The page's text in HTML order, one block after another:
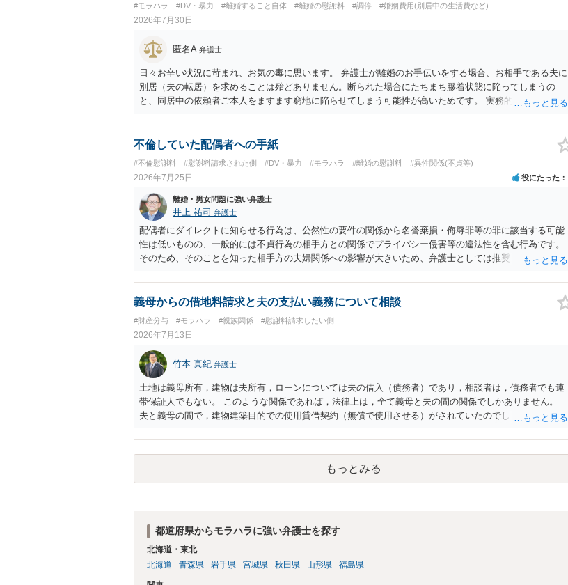
#モラハラ #DV・暴力 #離婚すること自体 #離婚の慰謝料 #調停 #婚姻費用(別居中の生活費など)
2026年7月30日
匿名A 弁護士
日々お辛い状況に苛まれ、お気の毒に思います。 弁護士が離婚のお手伝いをする場合、お相手である夫に
別居（夫の転居）を求めることは殆どありません。断られた場合にたちまち膠着状態に陥ってしまうの
と、同居中の依頼者ご本人をますます窮地に陥らせてしまう可能性が高いためです。 実務的には、ご相談
不倫していた配偶者への手紙
#不倫慰謝料 #慰謝料請求された側 #DV・暴力 #モラハラ #離婚の慰謝料 #異性関係(不貞等)
2026年7月25日 役にたった
離婚・男女問題に強い弁護士
井上 祐司 弁護士
配偶者にダイレクトに知らせる行為は、公然性の要件の関係から名誉棄損・侮辱罪等の罪に該当する可能
性は低いものの、一般的には不貞行為の相手方との関係でプライバシー侵害等の違法性を含む行為です。
そのため、そのことを知った相手方の夫婦関係への影響が大きいため、弁護士としては推奨しないことが
義母からの借地料請求と夫の支払い義務について相談
#財産分与 #モラハラ #親族関係 #慰謝料請求したい側
2026年7月13日
竹本 真紀 弁護士
土地は義母所有，建物は夫所有，ローンについては夫の借入（債務者）であり，相談者は，債務者でも連
帯保証人でもない。 このような関係であれば，法律上は，全て義母と夫の間の関係でしかありません。
夫と義母の間で，建物建築目的での使用貸借契約（無償で使用させる）がされていたのでしょうかね。 い
これが法律上の話です。 「夫にこうなったのはお前のせいなんだからお前が払えよ！と怒鳴られまし
た。」 こうなった経緯は不明ですが，法律上は，夫と義母の間の話ですから，二人で賃料等の合意をする
か否かを決め，夫が義母に支払をするだけのことです。この合意をしない場合に，義母がどのような選択
をするかは，義母の判断でしかありません（抵当権の解除の話をしているようですが）。 夫が賃料の支払
てくるのだとすれば，そのような請求を押し付けてくる夫について，どのように評価するかの話になると
思います。 抵当権の解除は，金融機関（担保権者）の方が応じることがないと思います。ローンの支払い
もしなければ，抵当権が実行されて土地が売却されて（おそらく，建物も共同担保に入っていると思うの
で，競売自体はさほど問題ありません。）売却代金が建物のローンに充当され，残額は名義人である夫に
請求されることになります。相談者は，債務に関係なく，連帯保証人でもありませんので，負担する理由
もっとみる
都道府県からモラハラに強い弁護士を探す
北海道・東北
北海道
青森県 岩手県 宮城県 秋田県 山形県 福島県